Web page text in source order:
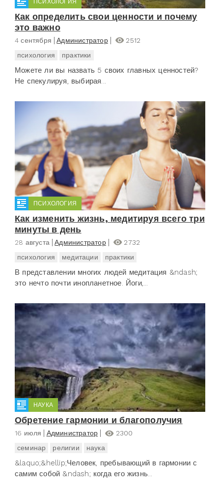
ПСИХОЛОГИЯ
Как определить свои ценности и почему
это важно
4 сентября Администратор
2512
психология
практики
Можете ли вы назвать 5 своих главных ценностей?
Не спекулируя, выбирая...
ПСИХОЛОГИЯ
Как изменить жизнь, медитируя всего три
минуты в день
28 августа Администратор
2732
психология
медитации практики
В представлении многих людей медитация &ndash;
это нечто почти инопланетное. Йоги,...
НАУКА
Обретение гармонии и благополучия
16 июля Администратор
2300
семинар
религии наука
&laquo;&hellip;Человек, пребывающий в гармонии с
самим собой &ndash; когда его жизнь...